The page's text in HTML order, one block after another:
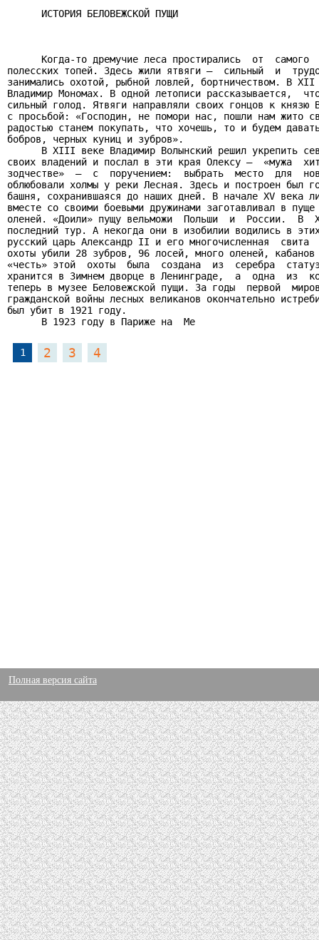
      ИСТОРИЯ БЕЛОВЕЖСКОЙ ПУЩИ
Когда-то дремучие леса простирались  от  самого
полесских топей. Здесь жили ятвяги —  сильный  и
занимались охотой, рыбной ловлей, бортничеством. В
Владимир Мономах. В одной летописи рассказывается,
сильный голод. Ятвяги направляли своих гонцов к князю
с просьбой: «Господин, не помори нас, пошли нам жито
радостью станем покупать, что хочешь, то и будем
бобров, черных куниц и зубров».
В XIII веке Владимир Волынский решил укрепить
своих владений и послал в эти края Олексу —  «мужа
зодчестве»  —  с  поручением:  выбрать  место  для
облюбовали холмы у реки Лесная. Здесь и построен был
башня, сохранившаяся до наших дней. В начале XV века
вместе со своими боевыми дружинами заготавливал в
оленей. «Доили» пущу вельможи  Польши  и  России.  В
последний тур. А некогда они в изобилии водились в
русский царь Александр II и его многочисленная
охоты убили 28 зубров, 96 лосей, много оленей,
«честь» этой  охоты  была  создана  из  серебра
хранится в Зимнем дворце в Ленинграде,  а  одна  из
теперь в музее Беловежской пущи. За годы  первой
гражданской войны лесных великанов окончательно
был убит в 1921 году.
      В 1923 году в Париже на  Ме
1 2 3 4
Полная версия сайта